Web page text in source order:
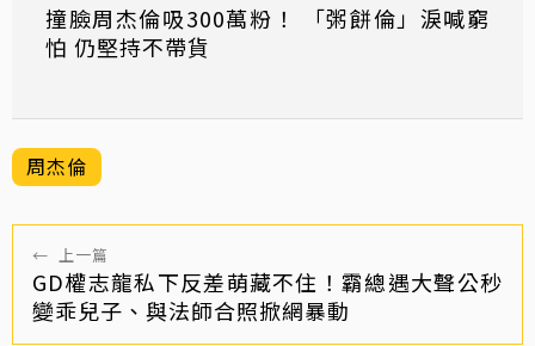
撞臉周杰倫吸300萬粉！ 「粥餅倫」淚喊窮
怕 仍堅持不帶貨
周杰倫
← 上一篇
GD權志龍私下反差萌藏不住！霸總遇大聲公秒
變乖兒子、與法師合照掀網暴動